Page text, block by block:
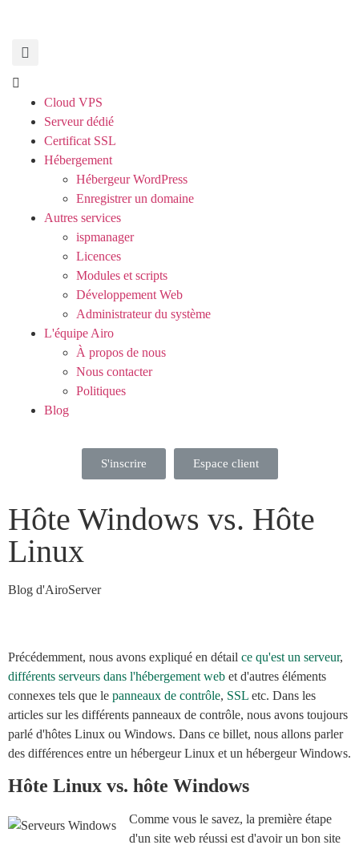
Cloud VPS
Serveur dédié
Certificat SSL
Hébergement
Hébergeur WordPress
Enregistrer un domaine
Autres services
ispmanager
Licences
Modules et scripts
Développement Web
Administrateur du système
L'équipe Airo
À propos de nous
Nous contacter
Politiques
Blog
S'inscrire Espace client
Hôte Windows vs. Hôte
Linux
Blog d'AiroServer
Précédemment, nous avons expliqué en détail ce qu'est un serveur,
différents serveurs dans l'hébergement web et d'autres éléments
connexes tels que le panneaux de contrôle, SSL etc. Dans les
articles sur les différents panneaux de contrôle, nous avons toujours
parlé d'hôtes Linux ou Windows. Dans ce billet, nous allons parler
des différences entre un hébergeur Linux et un hébergeur Windows.
Hôte Linux vs. hôte Windows
Comme vous le savez, la première étape
d'un site web réussi est d'avoir un bon site